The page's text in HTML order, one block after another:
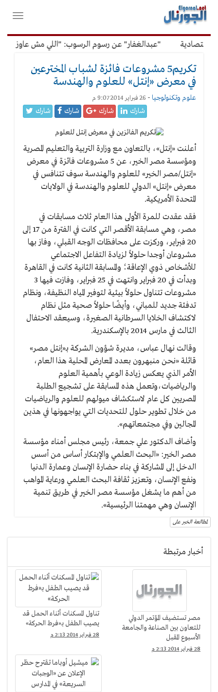
القائمة
الرئيسية
فتح
"عبدالغفار" عن رسوم الرسوب: "اللي مش عاوز
تكريم5 مشروعات فائزة لشباب المخترعين
في معرض «إنتل» للعلوم والهندسة
علوم وتكنولوجيا - 26 فبراير 2014 9:07 م
شارك شارك شارك شارك
أعلنت «إنتل»، بالتعاون مع وزارة التربية والتعليم المصرية
ومؤسسة مصر الخير، عن 5 مشروعات فائزة في معرض
«إنتل/مصر الخير» للعلوم والهندسة سوف تتنافس في
معرض «إنتل» الدولي للعلوم والهندسة في الولايات
المتحدة الأمريكية.
فقد عقدت للمرة الأولى هذا العام ثلاث مسابقات في
مصر، وهي مسابقة الأقصر التي كانت في الفترة من 17 إلى
20 فبراير، وركزت على محافظات الوجه القبلي، وفاز بها
مشروعان أوجدا حلولاً لزيادة التفاعل الاجتماعي
للأشخاص ذوي الإعاقة؛ والمسابقة الثانية كانت في القاهرة
وبدأت في 20 فبراير وانتهت في 25 فبراير، وفازت فيها 3
مشروعات تتناول حلولاً بيئية لتوفير المياه النظيفة، ونظام
تدفئة جديد للمباني، وأيضًا حلولاً صحية مثل نظام
لاكتشاف الخلايا السرطانية الصغيرة، وسيعقد الاحتفال
الثالث في مارس 2014 بالإسكندرية.
وقالت نهال عباس، مديرة شؤون الشركة بـ«إنتل مصر»
قائلة «نحن منبهرون بعدد المعارض المحلية هذا العام،
الأمر الذي يعكس زيادة الوعي بأهمية العلوم
والرياضيات،وتعمل هذه المسابقة على تشجيع الطلبة
المصريين كل عام لاستكشاف ميولهم للعلوم والرياضيات
من خلال تطوير حلول للتحديات التي يواجهونها في هذين
المجالين وفي مجتمعاتهم».
وأضاف الدكتور علي جمعة، رئيس مجلس أمناء مؤسسة
مصر الخير: «البحث العلمي والإبتكار أساس من أسس
الدخل إلى المشاركة في بناء حضارة الإنسان وعمارة الدنيا
ونفع الإنسان، وتعزيز ثقافة البحث العلمي ورعاية المواهب
من أهم ما يشغل مؤسسة مصر الخير في طريق تنمية
الإنسان وهي مهمتنا الرئيسية».
لمطالعة الخبر على
أخبار مرتبطة
مصر تستضيف المؤتمر الدولي
للتعاون بين الصناعة والجامعة
الأسبوع المقبل
28 فبراير 2014 2:13 م
تناول المسكنات أثناء الحمل قد
يصيب الطفل بـ«فرط الحركة»
28 فبراير 2014 2:13 م